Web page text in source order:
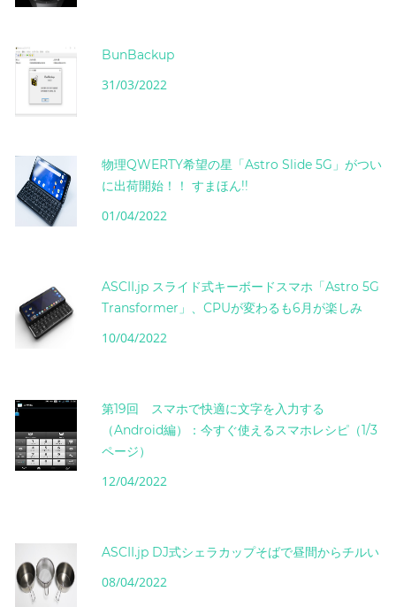
BunBackup
31/03/2022
物理QWERTY希望の星「Astro Slide 5G」がつい
に出荷開始！！ すまほん!!
01/04/2022
ASCII.jp スライド式キーボードスマホ「Astro 5G
Transformer」、CPUが変わるも6月が楽しみ
10/04/2022
第19回 スマホで快適に文字を入力する
（Android編）：今すぐ使えるスマホレシピ（1/3
ページ）
12/04/2022
ASCII.jp DJ式シェラカップそばで昼間からチルい
08/04/2022